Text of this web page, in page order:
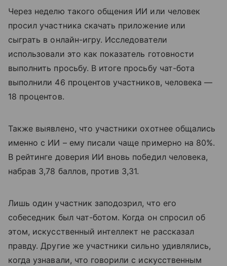
Через неделю такого общения ИИ или человек
просил участника скачать приложение или
сыграть в онлайн-игру. Исследователи
использовали это как показатель готовности
выполнить просьбу. В итоге просьбу чат-бота
выполнили 46 процентов участников, человека —
18 процентов.
Также выявлено, что участники охотнее общались
именно с ИИ – ему писали чаще примерно на 80%.
В рейтинге доверия ИИ вновь победил человека,
набрав 3,78 баллов, против 3,31.
Лишь один участник заподозрил, что его
собеседник был чат-ботом. Когда он спросил об
этом, искусственный интеллект не рассказал
правду. Другие же участники сильно удивлялись,
когда узнавали, что говорили с искусственным